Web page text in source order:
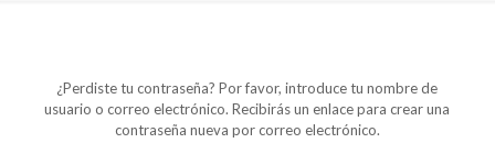
¿Perdiste tu contraseña? Por favor, introduce tu nombre de
usuario o correo electrónico. Recibirás un enlace para crear una
contraseña nueva por correo electrónico.